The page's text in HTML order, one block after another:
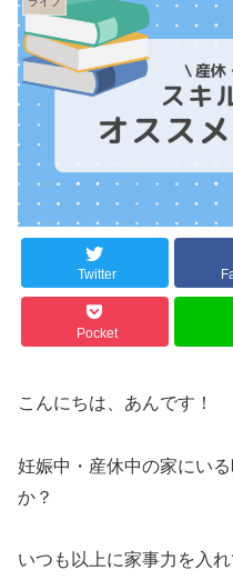
Twitter
Pocket
こんにちは、あんです！
妊娠中・産休中の家にい
か？
いつも以上に家事力を入